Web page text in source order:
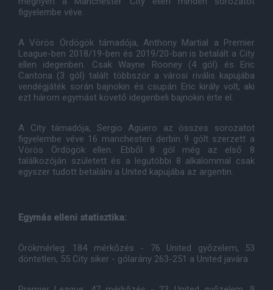
figyelembe véve.
A Vörös Ördögök támadója, Anthony Martial a Premier
League-ben 2018/19-ben és 2019/20-ban is betalált a City
ellen idegenben. Csak Wayne Rooney (4 gól) és Eric
Cantona (3 gól) talált többször a városi rivális kapujába
vendégjáték során bajnokin és csupán Eric király volt, aki
ezt három egymást követő idegenbeli bajnokin érte el.
A City támadója, Sergio Agüero az összes sorozatot
figyelembe véve 16 manchesteri derbin 9 gólt szerzett a
Vörös Ördögök ellen. Ebből 8 gól még az első 8
találkozóján született és a legutóbbi 8 alkalommal csak
egyszer tudott betalálni a United kapujába az argentin.
Egymás elleni statisztika:
Örökmérleg: 184 mérkőzés - 76 United győzelem, 53
döntetlen, 55 City siker - gólarány 263-251 a United javára